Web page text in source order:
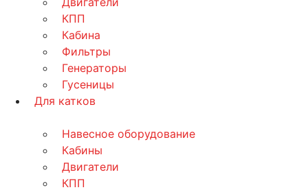
КПП
Кабина
Фильтры
Генераторы
Гусеницы
Для катков
Навесное оборудование
Кабины
Двигатели
КПП